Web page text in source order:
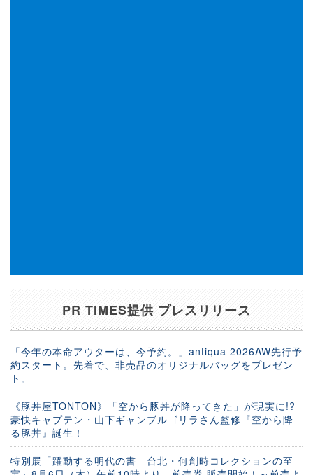
PR TIMES提供 プレスリリース
「今年の本命アウターは、今予約。」antiqua 2026AW先行予
約スタート。先着で、非売品のオリジナルバッグをプレゼン
ト。
《豚丼屋TONTON》「空から豚丼が降ってきた」が現実に!?
豪快キャプテン・山下ギャンブルゴリラさん監修『空から降
る豚丼』誕生！
特別展「躍動する明代の書―台北・何創時コレクションの至